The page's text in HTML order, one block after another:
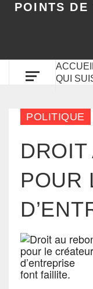
POINTS
QUI
POLITIQUE
POUR
font faillite.